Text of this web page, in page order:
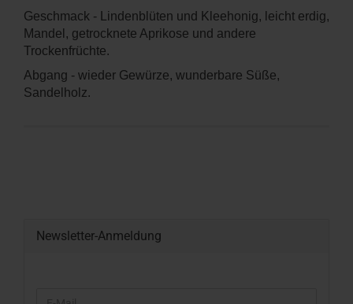
Geschmack - Lindenblüten und Kleehonig, leicht erdig,
Mandel, getrocknete Aprikose und andere
Trockenfrüchte.
Abgang - wieder Gewürze, wunderbare Süße,
Sandelholz.
Newsletter-Anmeldung